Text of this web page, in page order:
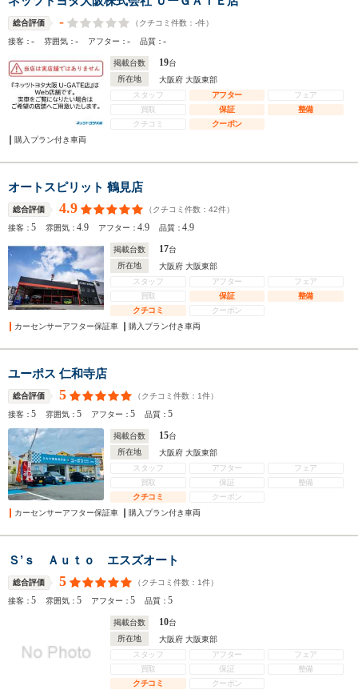
総合評価 - （クチコミ件数： -件）
接客：- 雰囲気：- アフター：- 品質：-
掲載台数 19台
所在地
大阪府 大阪東部
スタッフ
アフター
フェア
買取
保証
整備
クチコミ
クーポン
購入プラン付き車両
オートスピリット 鶴見店
総合評価 4.9 （クチコミ件数： 42件）
接客：5 雰囲気：4.9 アフター：4.9 品質：4.9
掲載台数 17台
所在地
大阪府 大阪東部
スタッフ
アフター
フェア
買取
保証
整備
クチコミ
クーポン
カーセンサーアフター保証車
購入プラン付き車両
ユーポス 仁和寺店
総合評価 5 （クチコミ件数： 1件）
接客：5 雰囲気：5 アフター：5 品質：5
掲載台数 15台
所在地
大阪府 大阪東部
スタッフ
アフター
フェア
買取
保証
整備
クチコミ
クーポン
カーセンサーアフター保証車
購入プラン付き車両
Ｓ’ｓ Ａｕｔｏ エスズオート
総合評価 5 （クチコミ件数： 1件）
接客：5 雰囲気：5 アフター：5 品質：5
掲載台数 10台
所在地
大阪府 大阪東部
スタッフ
アフター
フェア
買取
保証
整備
クチコミ
クーポン